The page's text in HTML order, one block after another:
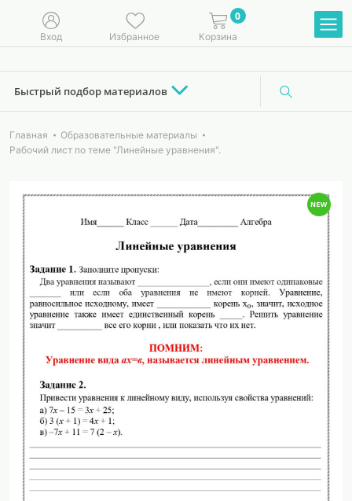
Вход Избранное
0
Корзина
Быстрый подбор материалов
Главная
Образовательные материалы
Рабочий лист по теме "Линейные уравнения".